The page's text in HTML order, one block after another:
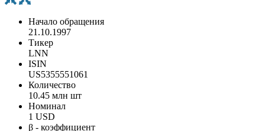
Начало обращения
21.10.1997
Тикер
LNN
ISIN
US5355551061
Количество
10.45 млн шт
Номинал
1 USD
β - коэффициент